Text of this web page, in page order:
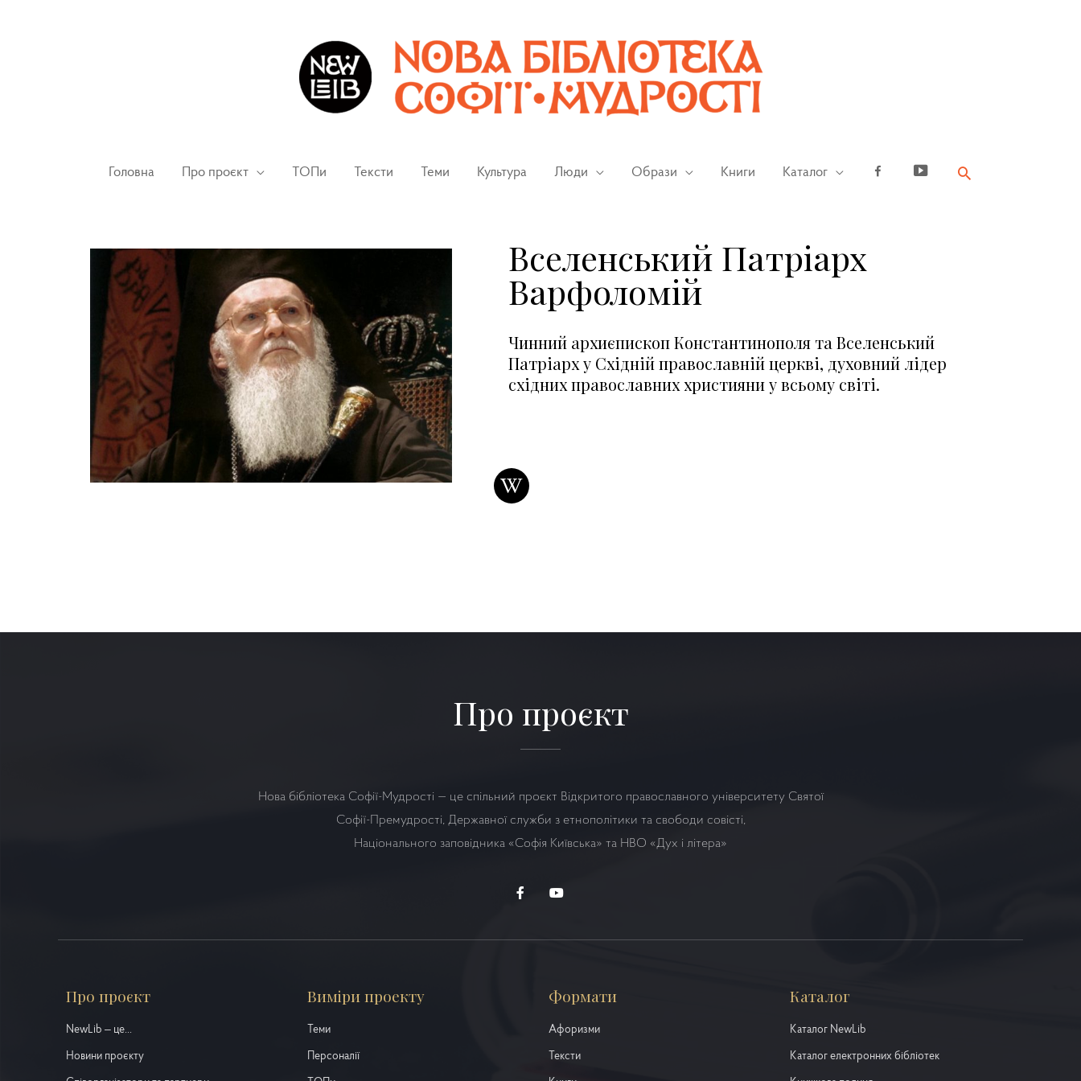
Головна Про проєкт ТОПи Тексти Теми Культура Люди Образи Книги
Каталог
Вселенський Патріарх
Варфоломій
Чинний архиєпископ Константинополя та Вселенський
Патріарх у Східній православній церкві, духовний лідер
східних православних християни у всьому світі.
Про проєкт
Нова бібліотека Софії-Мудрості — це спільний проєкт Відкритого православного університету Святої
Софії-Премудрості, Державної служби з етнополітики та свободи совісті,
Національного заповідника «Софія Київська» та НВО «Дух і літера»
Про проєкт
NewLib – це...
Новини проєкту
Виміри проекту
Теми
Персоналії
Формати
Афоризми
Тексти
Каталог
Каталог NewLib
Каталог електронних бібліотек